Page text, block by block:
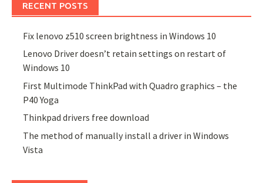
RECENT POSTS
Fix lenovo z510 screen brightness in Windows 10
Lenovo Driver doesn’t retain settings on restart of
Windows 10
First Multimode ThinkPad with Quadro graphics – the
P40 Yoga
Thinkpad drivers free download
The method of manually install a driver in Windows
Vista